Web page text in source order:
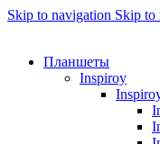
Skip to navigation Skip to
Планшеты
Inspiroy